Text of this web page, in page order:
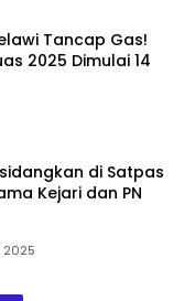
Tancap Gas!
2025 Dimulai 14
di Satpas
Kejari dan PN
2025